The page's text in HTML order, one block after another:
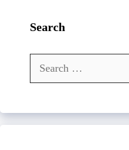
Search
Search
for: